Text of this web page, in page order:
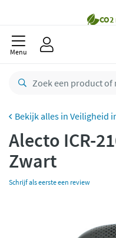
Bestelling
Menu
Veiligheid
Alecto ICR-
Zwart
Schrijf als eerste een review